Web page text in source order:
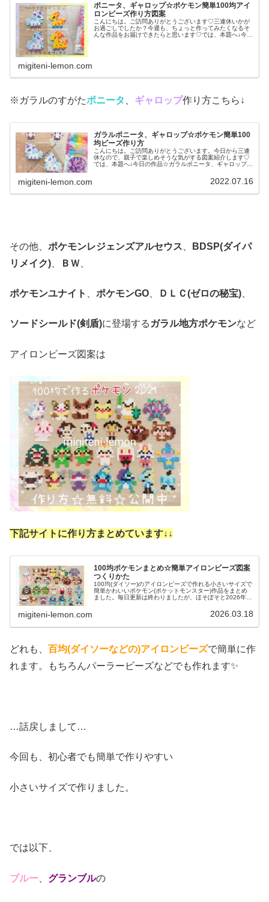
ポニータ、ギャロップ☆ポケモン簡単100均アイ
ロンビーズ作り方図案
こんにちは。ご訪問ありがとうございます♡三連休いかが
お過ごしでしたか？今週も、ちょっと作ってみたくなるそ
んな作品をお届けできたらと思います♡では、本題へ↓今日
migiteni-lemon.com
※ガラルのすがたポニータ ギャロップ作り方こちら↓
ガラルポニータ、ギャロップ☆ポケモン簡単100
均ビーズ作り方
こんにちは。ご訪問ありがとうございます。今日から三連
休なので、親子で楽しめそうな気がする図案紹介します♡
では、本題へ↓今日の作品☆ガラルポニータ、ギャロップ前
migiteni-lemon.com 2022.07.16
その他、 ポケモンレジェンズアルセウス
BDSP(ダイパ
リメイク)
ＢＷ
ポケモンユナイト ポケモンGO ＤＬＣ(ゼロの秘宝)
ソードシールド(剣盾)に登場するガラル地方ポケモンなど
アイロンビーズ図案は
下記サイトに作り方まとめています↓ ↓
100均ポケモンまとめ☆簡単アイロンビーズ図案
つくりかた
100均(ダイソー)のアイロンビーズで作れる小さいサイズで
簡単かわいいポケモン(ポケットモンスター)作品をまとめ
ました。毎日更新は終わりましたが、ほそぼそと2026年も
migiteni-lemon.com 2026.03.18
どれも、 百均(ダイソーなどの)アイロンビーズで簡単に作
れます。もちろんパーラービーズなどでも作れます✨
…話戻しまして…
今回も、初心者でも簡単で作りやすい
小さいサイズで作りました。
では以下、
ブルー グランブルの